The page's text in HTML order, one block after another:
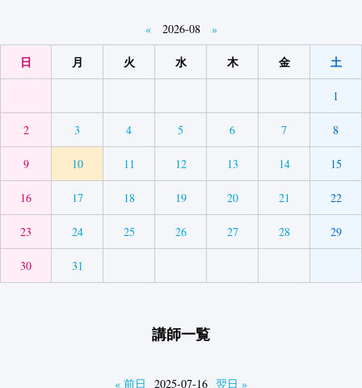
« 2026-08 »
日 月 火 水 木 金 土
1
2 3 4 5 6 7 8
9 10 11 12 13 14 15
16 17 18 19 20 21 22
23 24 25 26 27 28 29
30 31
講師一覧
« 前日 2025-07-16 翌日 »